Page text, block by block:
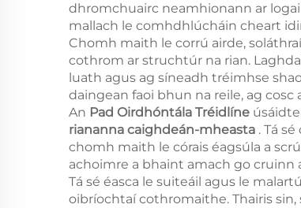
dhromchuairc neamhionann ar
mallach le comhdhlúcháin cheart
Chomh maith le corrú airde,
cothrom ar struchtúr na rian.
luath agus ag síneadh tréimhse
daingean faoi bhun na reile, ag
An Pad Oirdhóntála Tréidlíne
riananna caighdeán-mheasta . Tá
chomh maith le córais éagsúla a
achoimre a bhaint amach go cruinn
Tá sé éasca le suiteáil agus le
oibríochtaí cothromaithe. Thairis